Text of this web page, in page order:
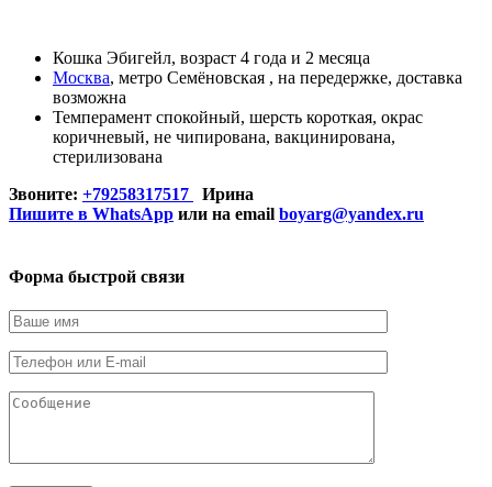
Кошка Эбигейл, возраст 4 года и 2 месяца
Москва, метро Семёновская , на передержке, доставка
возможна
Темперамент спокойный, шерсть короткая, окрас
коричневый, не чипирована, вакцинирована,
стерилизована
Звоните: +79258317517
Ирина
Пишите в WhatsApp или на email boyarg@yandex.ru
Форма быстрой связи